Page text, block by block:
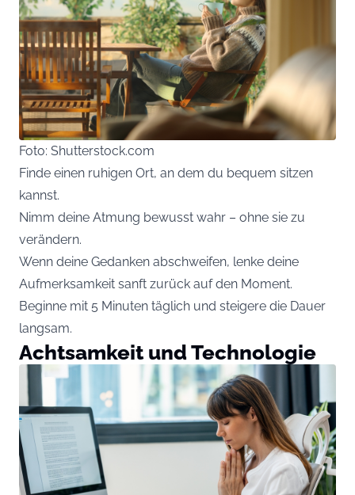
Foto: Shutterstock.com
Finde einen ruhigen Ort, an dem du bequem sitzen
kannst.
Nimm deine Atmung bewusst wahr – ohne sie zu
verändern.
Wenn deine Gedanken abschweifen, lenke deine
Aufmerksamkeit sanft zurück auf den Moment.
Beginne mit 5 Minuten täglich und steigere die Dauer
langsam.
Achtsamkeit und Technologie